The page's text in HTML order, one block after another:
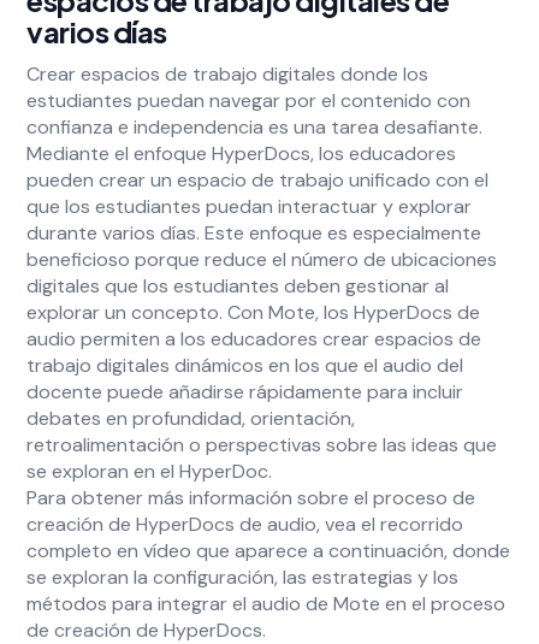
varios días
Crear espacios de trabajo digitales donde los
estudiantes puedan navegar por el contenido con
confianza e independencia es una tarea desafiante.
Mediante el enfoque HyperDocs, los educadores
pueden crear un espacio de trabajo unificado con el
que los estudiantes puedan interactuar y explorar
durante varios días. Este enfoque es especialmente
beneficioso porque reduce el número de ubicaciones
digitales que los estudiantes deben gestionar al
explorar un concepto. Con Mote, los HyperDocs de
audio permiten a los educadores crear espacios de
trabajo digitales dinámicos en los que el audio del
docente puede añadirse rápidamente para incluir
debates en profundidad, orientación,
retroalimentación o perspectivas sobre las ideas que
se exploran en el HyperDoc.
Para obtener más información sobre el proceso de
creación de HyperDocs de audio, vea el recorrido
completo en vídeo que aparece a continuación, donde
se exploran la configuración, las estrategias y los
métodos para integrar el audio de Mote en el proceso
de creación de HyperDocs.